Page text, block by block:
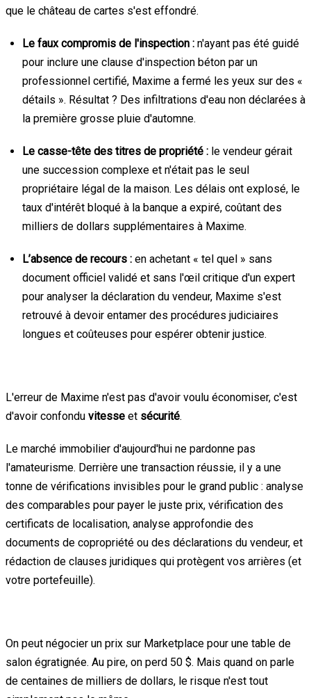
que le château de cartes s'est effondré.
Le faux compromis de l'inspection : n'ayant pas été guidé
pour inclure une clause d'inspection béton par un
professionnel certifié, Maxime a fermé les yeux sur des «
détails ». Résultat ? Des infiltrations d'eau non déclarées à
la première grosse pluie d'automne.
Le casse-tête des titres de propriété : le vendeur gérait
une succession complexe et n'était pas le seul
propriétaire légal de la maison. Les délais ont explosé, le
taux d'intérêt bloqué à la banque a expiré, coûtant des
milliers de dollars supplémentaires à Maxime.
L’absence de recours : en achetant « tel quel » sans
document officiel validé et sans l'œil critique d'un expert
pour analyser la déclaration du vendeur, Maxime s'est
retrouvé à devoir entamer des procédures judiciaires
longues et coûteuses pour espérer obtenir justice.
L'erreur de Maxime n'est pas d'avoir voulu économiser, c'est
d'avoir confondu vitesse et sécurité.
Le marché immobilier d'aujourd'hui ne pardonne pas
l'amateurisme. Derrière une transaction réussie, il y a une
tonne de vérifications invisibles pour le grand public : analyse
des comparables pour payer le juste prix, vérification des
certificats de localisation, analyse approfondie des
documents de copropriété ou des déclarations du vendeur, et
rédaction de clauses juridiques qui protègent vos arrières (et
votre portefeuille).
On peut négocier un prix sur Marketplace pour une table de
salon égratignée. Au pire, on perd 50 $. Mais quand on parle
de centaines de milliers de dollars, le risque n'est tout